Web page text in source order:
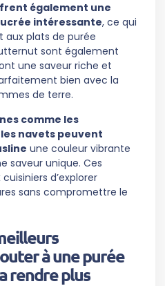
également une
intéressante, ce qui
plats de purée
sont également
une saveur riche et
bien avec la
de terre.
comme les
navets peuvent
une couleur vibrante
saveur unique. Ces
d’explorer
sans compromettre le
à une purée
rendre plus